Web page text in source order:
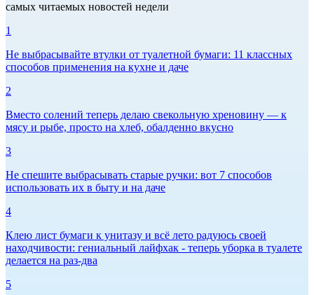
самых читаемых новостей недели
1
Не выбрасывайте втулки от туалетной бумаги: 11 классных
способов применения на кухне и даче
2
Вместо солений теперь делаю свекольную хреновину — к
мясу и рыбе, просто на хлеб, обалденно вкусно
3
Не спешите выбрасывать старые ручки: вот 7 способов
использовать их в быту и на даче
4
Клею лист бумаги к унитазу и всё лето радуюсь своей
находчивости: гениальный лайфхак - теперь уборка в туалете
делается на раз-два
5